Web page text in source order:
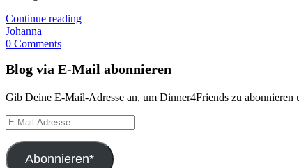
Continue reading
Johanna
0 Comments
Blog via E-Mail abonnieren
Gib Deine E-Mail-Adresse an, um Dinner4Friends zu
E-
Mail-
Adresse
Abonnieren*